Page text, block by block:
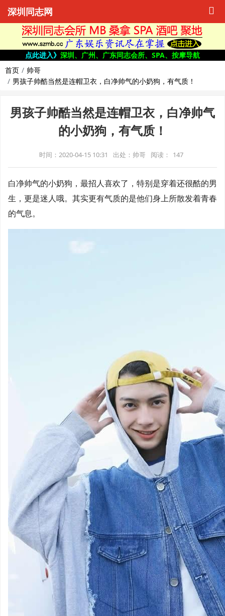
深圳同志网
点此进入》 深圳、广州、广东同志会所、SPA、按摩导航
首页
帅哥
男孩子帅酷当然是连帽卫衣，白净帅气的小奶狗，有气质！
男孩子帅酷当然是连帽卫衣，白净帅气
的小奶狗，有气质！
时间：2020-04-15 10:31 出处：帅哥 阅读： 147
白净帅气的小奶狗，最招人喜欢了，特别是穿着还很酷的男
生，更是迷人哦。其实更有气质的是他们身上所散发着青春
的气息。